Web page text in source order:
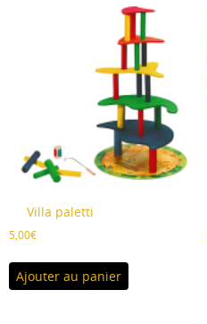
Villa paletti
5,00€
Ajouter au panier